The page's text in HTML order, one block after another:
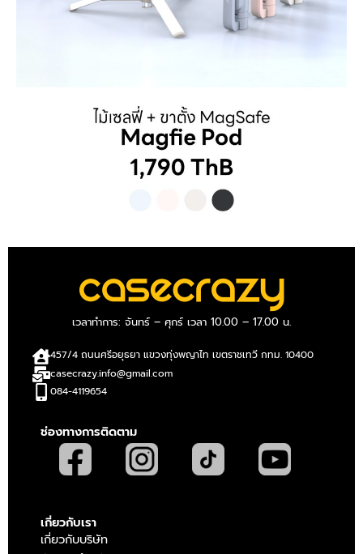
เวลาทำการ: จันทร์ – ศุกร์ เวลา 10.00 – 17.00 น.
457/4 ถนนศรีอยุธยา แขวงทุ่งพญาไท เขตราชเทวี กทม. 10400
casecrazy.info@gmail.com
084-4119654
ช่องทางการติดตาม
เกี่ยวกับเรา
เกี่ยวกับบริษัท